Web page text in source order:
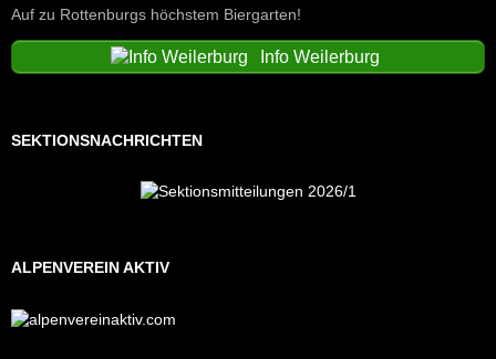
Auf zu Rottenburgs höchstem Biergarten!
Info Weilerburg
SEKTIONSNACHRICHTEN
ALPENVEREIN AKTIV